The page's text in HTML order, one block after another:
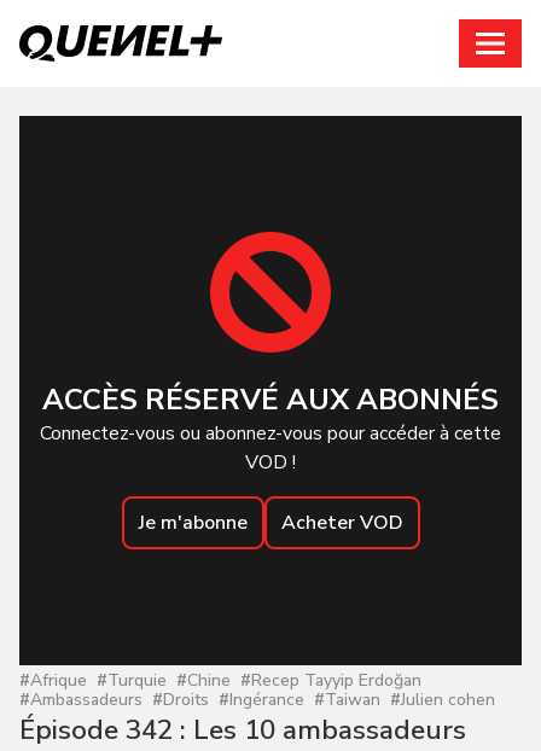
ACCÈS RÉSERVÉ AUX ABONNÉS
Connectez-vous ou abonnez-vous pour accéder à cette
VOD !
Je m'abonne Acheter VOD
#Afrique #Turquie #Chine #Recep Tayyip Erdoğan
#Ambassadeurs #Droits #Ingérance #Taiwan #Julien cohen
Épisode 342 : Les 10 ambassadeurs